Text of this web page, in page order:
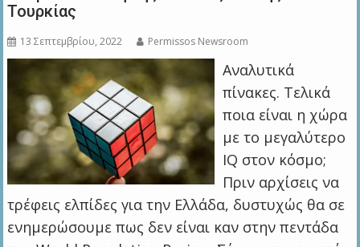
Τουρκίας
13 Σεπτεμβρίου, 2022 Permissos Newsroom
Αναλυτικά
πίνακες. Τελικά
ποια είναι η χώρα
με το μεγαλύτερο
IQ στον κόσμο;
Πριν αρχίσεις να
τρέφεις ελπίδες για την Ελλάδα, δυστυχώς θα σε
ενημερώσουμε πως δεν είναι καν στην πεντάδα